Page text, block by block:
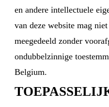
en andere intellectuele
van deze website mag
meegedeeld zonder
ondubbelzinnige
Belgium.